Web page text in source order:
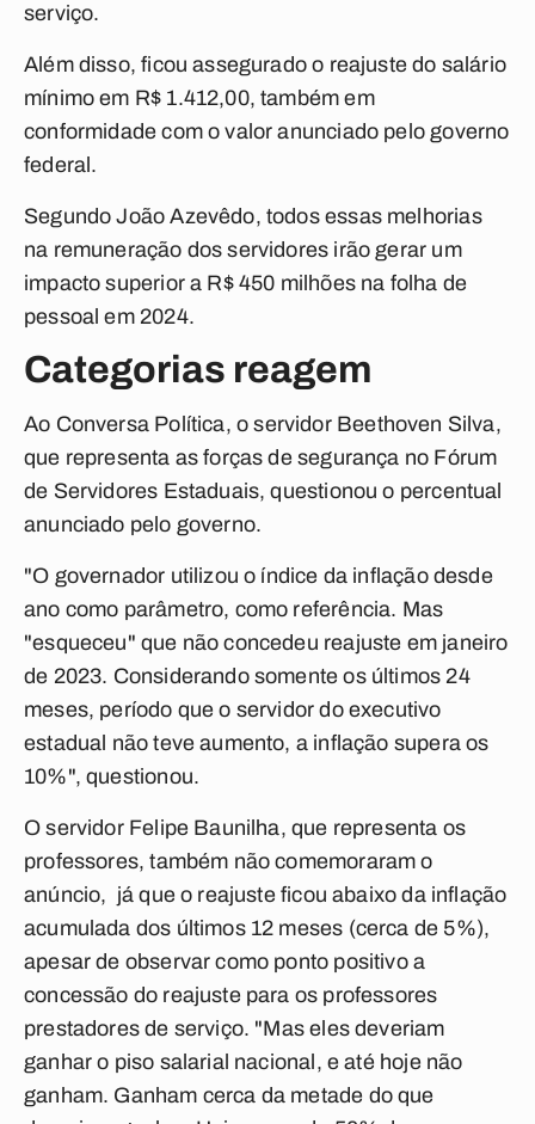
serviço.
Além disso, ficou assegurado o reajuste do salário
mínimo em R$ 1.412,00, também em
conformidade com o valor anunciado pelo governo
federal.
Segundo João Azevêdo, todos essas melhorias
na remuneração dos servidores irão gerar um
impacto superior a R$ 450 milhões na folha de
pessoal em 2024.
Categorias reagem
Ao Conversa Política, o servidor Beethoven Silva,
que representa as forças de segurança no Fórum
de Servidores Estaduais, questionou o percentual
anunciado pelo governo.
"O governador utilizou o índice da inflação desde
ano como parâmetro, como referência. Mas
"esqueceu" que não concedeu reajuste em janeiro
de 2023. Considerando somente os últimos 24
meses, período que o servidor do executivo
estadual não teve aumento, a inflação supera os
10%", questionou.
O servidor Felipe Baunilha, que representa os
professores, também não comemoraram o
anúncio, já que o reajuste ficou abaixo da inflação
acumulada dos últimos 12 meses (cerca de 5%),
apesar de observar como ponto positivo a
concessão do reajuste para os professores
prestadores de serviço. "Mas eles deveriam
ganhar o piso salarial nacional, e até hoje não
ganham. Ganham cerca da metade do que